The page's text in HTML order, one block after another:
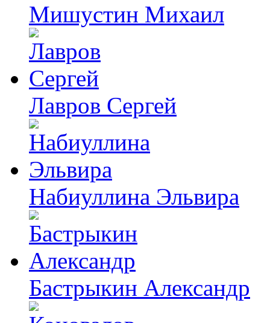
Мишустин Михаил
Лавров Сергей
Набиуллина Эльвира
Бастрыкин Александр